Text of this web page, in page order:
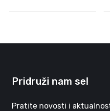
Pridruži nam se!
Pratite novosti i